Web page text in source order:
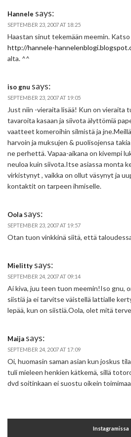
Hannele says:
SEPTEMBER 23, 2007 AT 18:25
Haastan sinut tekemään meemin.
http://hannele-
alta. ^^
iso gnu says:
SEPTEMBER 23, 2007 AT 19:05
Just niin -vieraita lisää! Kun on vieraita
tavaroita kasaan ja siivota älyttömiä
vaatteet komeroihin silmistä ja
harvoin ja muksujen & puolisojensa
ne perhettä. Vapaa-aikana on kivempi
neuloa kuin siivota.Itse asiassa monta
virkistynyt , vaikka on ollut väsynyt ja
kontaktit on tarpeen ihmiselle.
Oola says:
SEPTEMBER 23, 2007 AT 19:57
Otan tuon vinkkinä siitä, että
Mielitty says:
SEPTEMBER 24, 2007 AT 09:14
Ai kiva, juu teen tuon meemin!Iso gnu,
siistiä ja ei tarvitse väistellä lattialle
lepää, kun on siistiä.Oola, olet mitä
Maija says:
SEPTEMBER 24, 2007 AT 17:09
Oi, huomasin saman asian kun joskus
tuli mieleen henkien kätkemä, sillä
dvd soitinkaan ei suostu oikein
Instagramissa